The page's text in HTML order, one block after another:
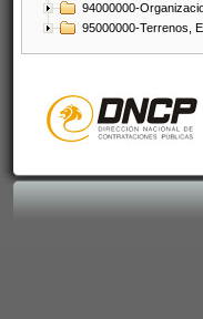
94000000-
95000000-Terrenos,